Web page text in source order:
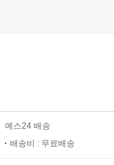
아닌’ 사십오 미터
가가 오래 품어온 ‘
것임을 믿어 의심치 않
예스24 배송
배송비 : 무료배송